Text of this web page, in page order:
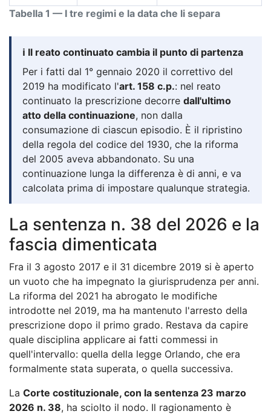
Tabella 1 — I tre regimi e la data che li separa
ℹ️ Il reato continuato cambia il punto di partenza
Per i fatti dal 1° gennaio 2020 il correttivo del
2019 ha modificato l'art. 158 c.p.: nel reato
continuato la prescrizione decorre dall'ultimo
atto della continuazione, non dalla
consumazione di ciascun episodio. È il ripristino
della regola del codice del 1930, che la riforma
del 2005 aveva abbandonato. Su una
continuazione lunga la differenza è di anni, e va
calcolata prima di impostare qualunque strategia.
La sentenza n. 38 del 2026 e la
fascia dimenticata
Fra il 3 agosto 2017 e il 31 dicembre 2019 si è aperto
un vuoto che ha impegnato la giurisprudenza per anni.
La riforma del 2021 ha abrogato le modifiche
introdotte nel 2019, ma ha mantenuto l'arresto della
prescrizione dopo il primo grado. Restava da capire
quale disciplina applicare ai fatti commessi in
quell'intervallo: quella della legge Orlando, che era
formalmente stata superata, o quella successiva.
La Corte costituzionale, con la sentenza 23 marzo
2026 n. 38, ha sciolto il nodo. Il ragionamento è